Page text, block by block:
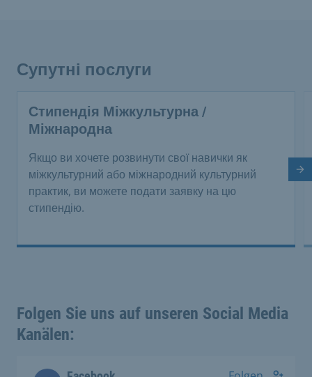
Супутні послуги
Стипендія Міжкультурна /
Міжнародна
Якщо ви хочете розвинути свої навички як
міжкультурний або міжнародний культурний
практик, ви можете подати заявку на цю
стипендію.
Folgen Sie uns auf unseren Social Media
Kanälen: